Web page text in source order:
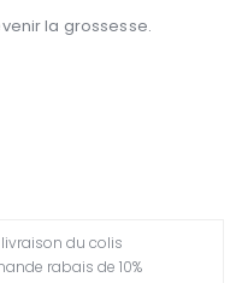
la grossesse.
du colis
rabais de 10%